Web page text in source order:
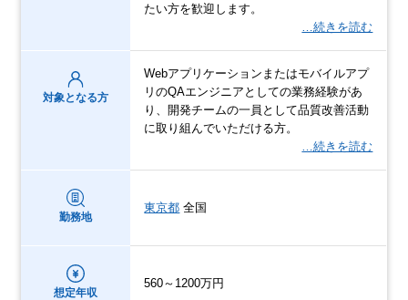
たい方を歓迎します。
…続きを読む
対象となる方
Webアプリケーションまたはモバイルアプ
リのQAエンジニアとしての業務経験があ
り、開発チームの一員として品質改善活動
に取り組んでいただける方。
…続きを読む
勤務地
東京都 全国
想定年収
560～1200万円